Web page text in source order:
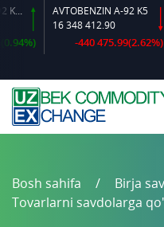
AVTOBENZIN A-92 K2-L
AVTOBENZIN A-92 K5
16 348 412.90
-440 475.99(2.62%)
Bosh sahifa
Birja
Tovarlarni savdolarga